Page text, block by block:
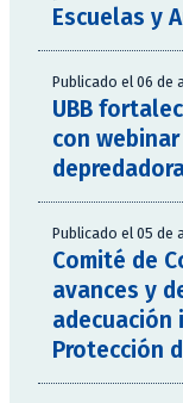
Escuelas y
Publicado el 06 de
UBB
con
Publicado el 05 de
Comité de
avances y
adecuación
Protección